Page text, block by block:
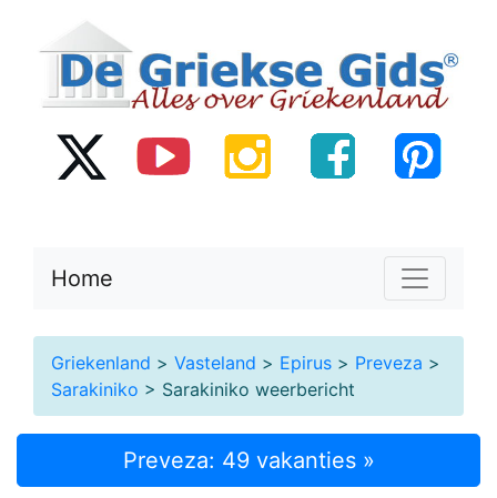
Home
Griekenland > Vasteland > Epirus > Preveza >
Sarakiniko > Sarakiniko weerbericht
Preveza: 49 vakanties »